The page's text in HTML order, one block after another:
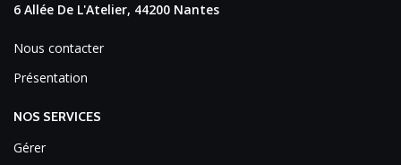
6 Allée De L'Atelier, 44200 Nantes
Nous contacter
Présentation
NOS SERVICES
Gérer